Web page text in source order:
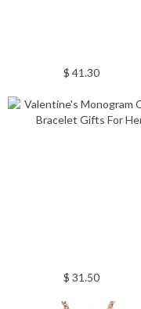
$ 41.30
$ 31.50